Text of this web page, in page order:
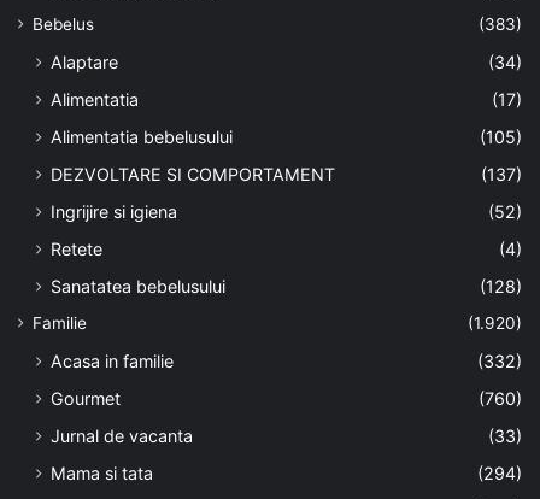
p Bebelus (383)
Alaptare
(34)
Alimentatia
(17)
Alimentatia bebelusului
(105)
DEZVOLTARE SI COMPORTAMENT
(137)
Ingrijire si igiena
(52)
Retete
(4)
Sanatatea bebelusului
(128)
Familie (1.920)
Acasa in familie
(332)
Gourmet
(760)
Jurnal de vacanta
(33)
Mama si tata
(294)